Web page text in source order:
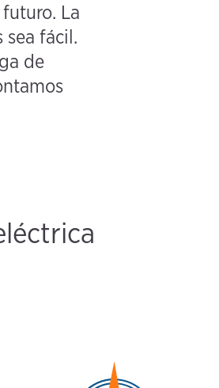
La
fácil.
de